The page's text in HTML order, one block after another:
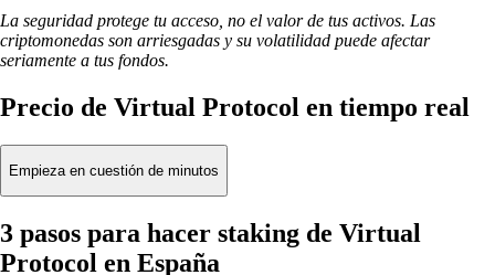
La seguridad protege tu acceso, no el valor de tus activos. Las
criptomonedas son arriesgadas y su volatilidad puede afectar
seriamente a tus fondos.
Precio de Virtual Protocol en tiempo real
Empieza en cuestión de minutos
3 pasos para hacer staking de Virtual
Protocol en España